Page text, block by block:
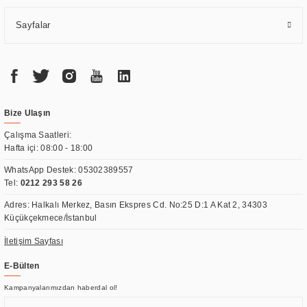
Sayfalar
Bize Ulaşın
Çalışma Saatleri:
Hafta içi: 08:00 - 18:00
WhatsApp Destek:05302389557
Tel: 0212 293 58 26
Adres: Halkalı Merkez, Basın Ekspres Cd. No:25 D:1 A Kat 2, 34303
Küçükçekmece/İstanbul
İletişim Sayfası
E-Bülten
Kampanyalarımızdan haberdal ol!